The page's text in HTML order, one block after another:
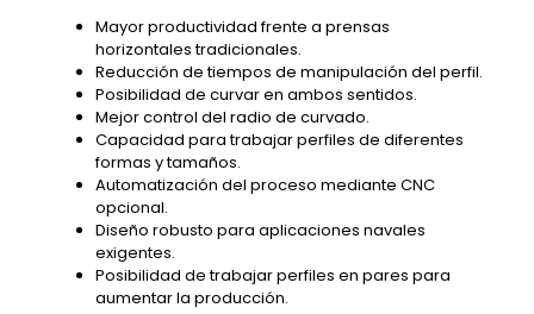
Mayor productividad frente a prensas
horizontales tradicionales.
Reducción de tiempos de manipulación del perfil.
Posibilidad de curvar en ambos sentidos.
Mejor control del radio de curvado.
Capacidad para trabajar perfiles de diferentes
formas y tamaños.
Automatización del proceso mediante CNC
opcional.
Diseño robusto para aplicaciones navales
exigentes.
Posibilidad de trabajar perfiles en pares para
aumentar la producción.